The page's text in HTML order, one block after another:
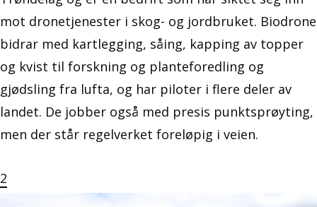
mot dronetjenester i skog- og jordbruket. Biodrone
bidrar med kartlegging, såing, kapping av topper
og kvist til forskning og planteforedling og
gjødsling fra lufta, og har piloter i flere deler av
landet. De jobber også med presis punktsprøyting,
men der står regelverket foreløpig i veien.
2